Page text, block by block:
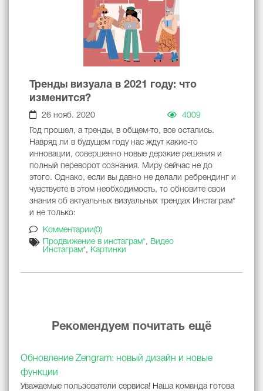
Тренды визуала в 2021 году: что
изменится?
26 нояб. 2020
4009
Год прошел, а тренды, в общем-то, все остались.
Навряд ли в будущем году нас ждут какие-то
инновации, совершенно новые дерзкие решения и
полный переворот сознания. Миру сейчас не до
этого. Однако, если вы давно не делали ребрендинг и
чувствуете в этом необходимость, то обновите свои
знания об актуальных визуальных трендах Инстаграм*
и не только:
Комментарии(0)
Продвижение в инстаграм*, Видео
Инстаграм*, Картинки
Рекомендуем почитать ещё
Обновление Zengram: новый дизайн и новые
функции
Уважаемые пользователи сервиса! Наша команда готова